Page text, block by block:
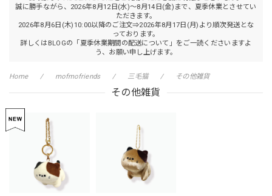
誠に勝手ながら、2026年8月12日(水)～8月14日(金)まで、夏季休業とさせてい
ただきます。
2026年8月6日(木)10:00以降のご注文⇒2026年8月17日(月)より順次発送とな
っております。
詳しくはBLOGの「夏季休業期間の配送について」をご一読くださいますよ
う、お願い申し上げます。
Home mofmofriends 三毛猫 その他雑貨
その他雑貨